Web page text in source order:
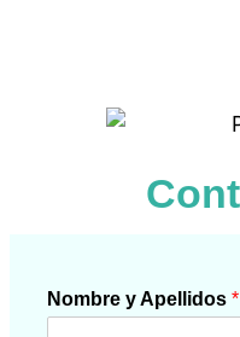
Nombre y Apellidos *